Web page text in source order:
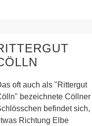
oft auch als "Rittergut
bezeichnete Cöllner
befindet sich,
Richtung Elbe